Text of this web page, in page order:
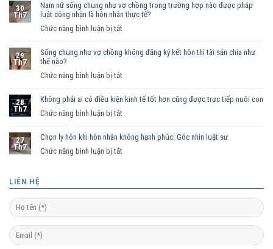
30
Th7
Nam nữ sống chung như vợ chồng trong trường hợp nào được pháp
luật công nhận là hôn nhân thực tế?
Chức năng bình luận bị tắt
nữ
vợ
trường
pháp
luật
nhận
29
Th7
Sống chung như vợ chồng không đăng ký kết hôn thì tài sản chia như
thế nào?
Chức năng bình luận bị tắt
chung
chồng
hôn
chia
28
Th7
Không phải ai có điều kiện kinh tế tốt hơn cũng được trực tiếp nuôi con
Chức năng bình luận bị tắt
phải
kiện
kinh
cũng
27
Th7
Chọn ly hôn khi hôn nhân không hạnh phúc: Góc nhìn luật sư
Chức năng bình luận bị tắt
hôn
khi
nhân
LIÊN HỆ